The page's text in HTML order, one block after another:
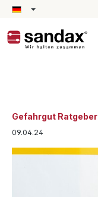
springen
Gefahrgut Ratgeber
09.04.24